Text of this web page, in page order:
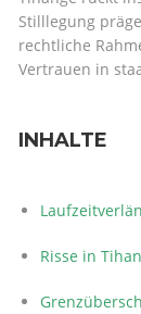
Stilllegung
rechtliche
Vertrauen in
INHALTE
Risse in